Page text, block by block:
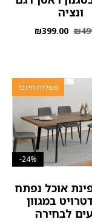
ונציה
₪
₪399.00
משלוח חינם!
24%-
אוכל נפתח
במגוון
לבחירה